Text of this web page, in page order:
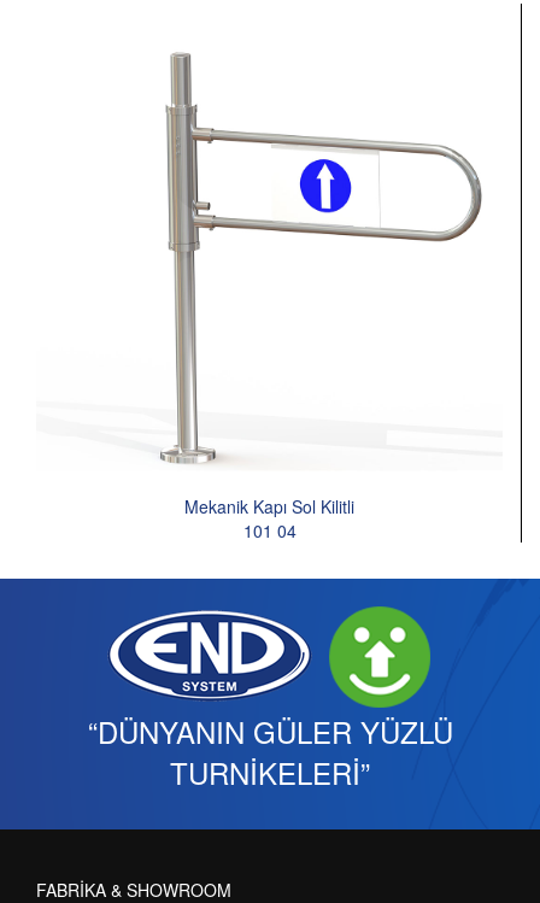
Mekanik Kapı Sol Kilitli
101 04
“DÜNYANIN GÜLER YÜZLÜ
TURNİKELERİ”
FABRİKA & SHOWROOM